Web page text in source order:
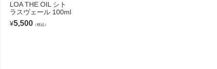
LOA THE OIL シト
ラスヴェール 100ml
¥5,500 （税込）